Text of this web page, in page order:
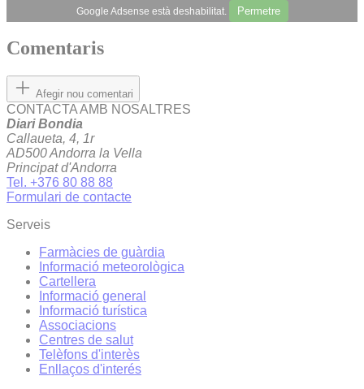
Google Adsense està deshabilitat. Permetre
Comentaris
Afegir nou comentari
CONTACTA AMB NOSALTRES
Diari Bondia
Callaueta, 4, 1r
AD500 Andorra la Vella
Principat d'Andorra
Tel. +376 80 88 88
Formulari de contacte
Serveis
Farmàcies de guàrdia
Informació meteorològica
Cartellera
Informació general
Informació turística
Associacions
Centres de salut
Telèfons d'interès
Enllaços d'interés